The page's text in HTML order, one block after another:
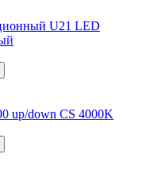
U21 LED
up/down CS 4000K